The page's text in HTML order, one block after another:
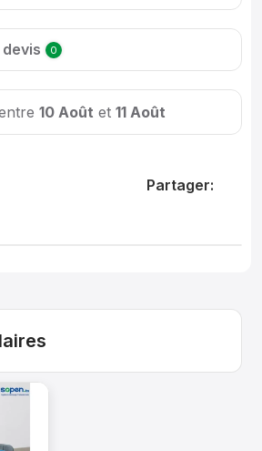
0
10 Août et 11 Août
Partager: